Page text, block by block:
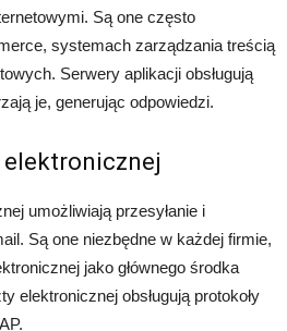
Są one często
systemach zarządzania treścią
Serwery aplikacji obsługują
je, generując odpowiedzi.
elektronicznej
umożliwiają przesyłanie i
Są one niezbędne w każdej firmie,
jako głównego środka
elektronicznej obsługują protokoły